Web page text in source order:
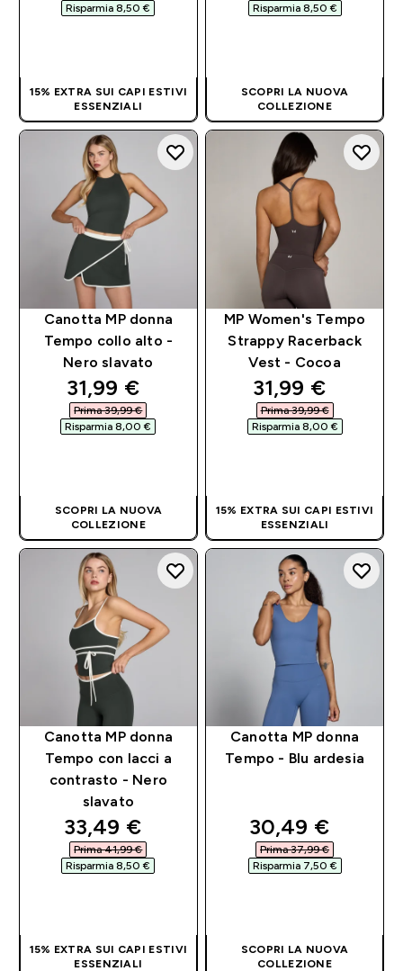
Risparmia 8,50 €‎
15% EXTRA SUI CAPI ESTIVI
ESSENZIALI
Risparmia 8,50 €‎
SCOPRI LA NUOVA
COLLEZIONE
Canotta MP donna
Tempo collo alto -
Nero slavato
discounted price
31,99 €‎
Prima 39,99 €‎
Risparmia 8,00 €‎
SCOPRI LA NUOVA
COLLEZIONE
MP Women's Tempo
Strappy Racerback
Vest - Cocoa
discounted
31,99 €‎
Prima 39,99 €‎
Risparmia 8,00 €‎
15% EXTRA SUI CAPI ESTIVI
ESSENZIALI
Canotta MP donna
Tempo con lacci a
contrasto - Nero
slavato
discounted price
33,49 €‎
Prima 41,99 €‎
Risparmia 8,50 €‎
15% EXTRA SUI CAPI ESTIVI
ESSENZIALI
Canotta MP donna
Tempo - Blu ardesia
discounted
30,49 €‎
Prima 37,99 €‎
Risparmia 7,50 €‎
SCOPRI LA NUOVA
COLLEZIONE